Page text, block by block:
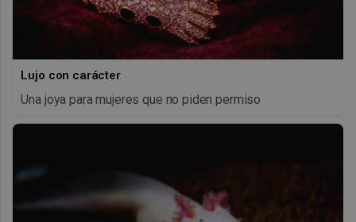
Lujo con carácter
Una joya para mujeres que no piden permiso